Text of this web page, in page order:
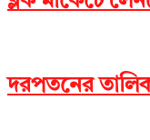
দরপতনের